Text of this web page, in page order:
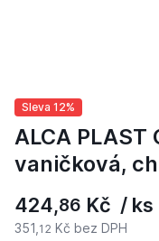
Sleva 12%
ALCA
vaničková,
424,86 Kč / ks
351, 12 Kč bez DPH